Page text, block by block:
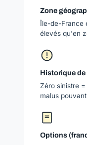
Zone
Île-de-France
élevés qu'en
Historique
Zéro sinistre
malus
Options